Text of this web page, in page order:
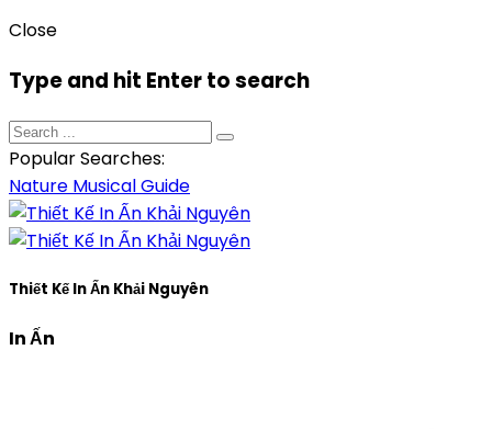
Close
Type and hit Enter to search
Popular Searches:
Nature MusicalGuide
Thiết Kế In Ấn Khải Nguyên
In Ấn